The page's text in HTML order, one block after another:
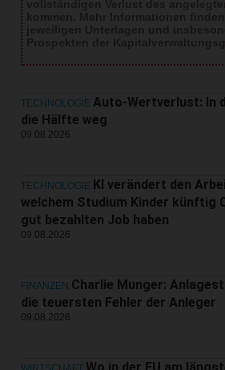
TECHNOLOGIE Auto-Wertverlust: In
die Hälfte weg
09.08.2026
TECHNOLOGIE KI verändert den
welchem Studium Kinder künftig
gut bezahlten Job haben
09.08.2026
FINANZEN Charlie Munger:
die teuersten Fehler der Anleger
09.08.2026